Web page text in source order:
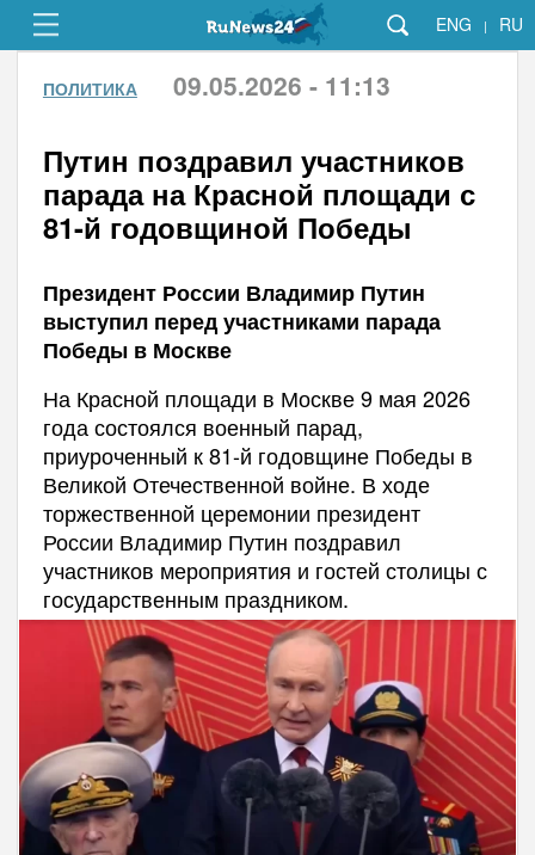
ENG | RU
ПОЛИТИКА 09.05.2026 - 11:13
Путин поздравил участников
парада на Красной площади с
81-й годовщиной Победы
Президент России Владимир Путин
выступил перед участниками парада
Победы в Москве
На Красной площади в Москве 9 мая 2026
года состоялся военный парад,
приуроченный к 81-й годовщине Победы в
Великой Отечественной войне. В ходе
торжественной церемонии президент
России Владимир Путин поздравил
участников мероприятия и гостей столицы с
государственным праздником.